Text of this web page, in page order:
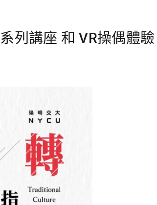
列講座 和 VR操偶體驗